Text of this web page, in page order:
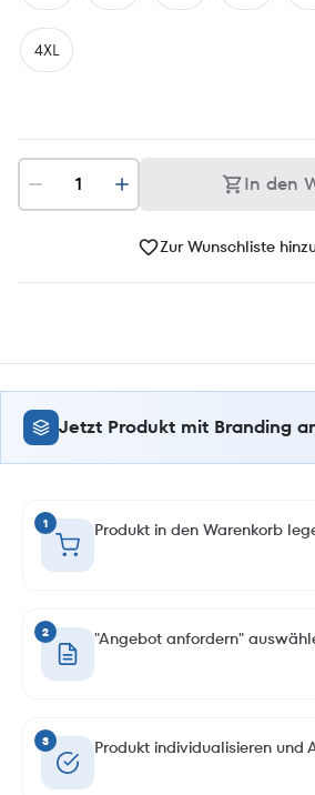
4XL
In den
Zur Wunschliste
Jetzt Produkt mit Branding
1 Produkt in den Warenkorb
2 "Angebot anfordern"
3 Produkt individualisieren und